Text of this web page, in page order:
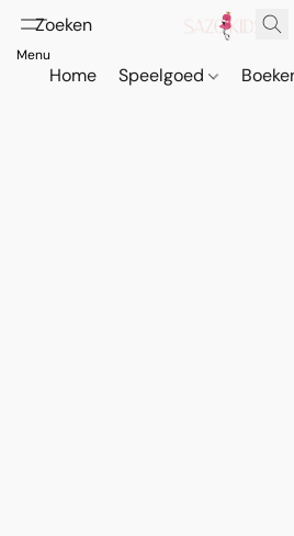
Home Speelgoed